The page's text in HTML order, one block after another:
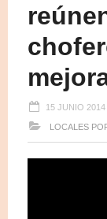
15 JUNIO 2014
LOCALES